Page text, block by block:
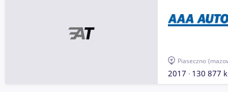
Piaseczno
2017 130 877